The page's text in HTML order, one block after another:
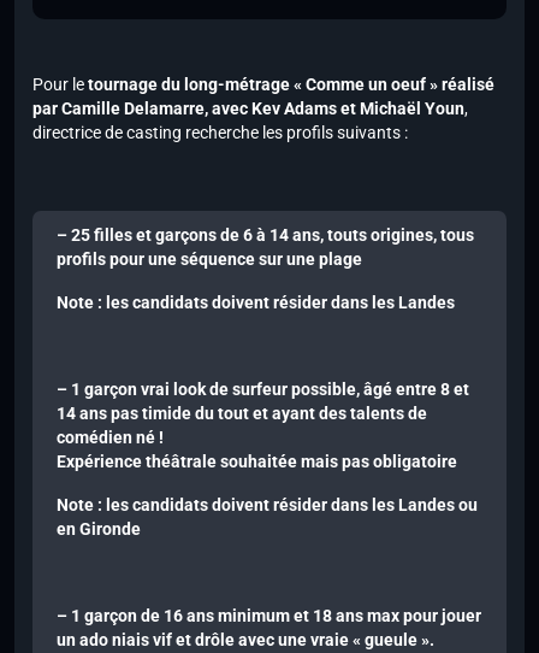
Pour letournage du long-métrage « Comme un oeuf » réalisé
par Camille Delamarre, avec Kev Adams et Michaël Youn,
directrice de casting recherche les profils suivants :
– 25 filles et garçons de 6 à 14 ans, touts origines, tous
profils pour une séquence sur une plage
Note : les candidats doivent résider dans les Landes
– 1 garçon vrai look de surfeur possible, âgé entre 8 et
14 ans pas timide du tout et ayant des talents de
comédien né !
Expérience théâtrale souhaitée mais pas obligatoire
Note : les candidats doivent résider dans les Landes ou
en Gironde
– 1 garçon de 16 ans minimum et 18 ans max pour jouer
un ado niais vif et drôle avec une vraie « gueule ».